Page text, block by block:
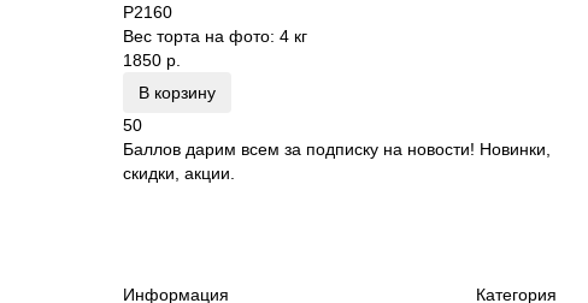
P2160
Вес торта на фото: 4 кг
1850 р.
В корзину
50
Баллов дарим всем за подписку на новости! Новинки,
скидки, акции.
Информация
Категория